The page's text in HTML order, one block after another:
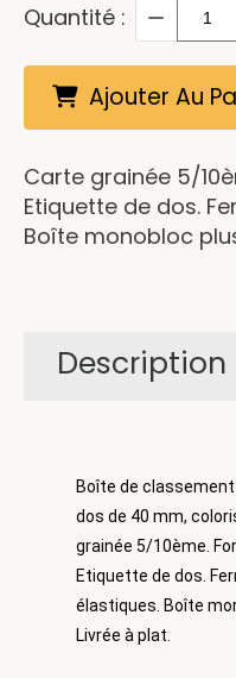
Quantité :
Ajouter Au
Carte grainée 5/
Etiquette de dos.
Boîte monobloc
Description
Boîte de
dos de 40 mm,
grainée 5/10ème.
Etiquette de dos.
élastiques. Boîte
Livrée à plat.